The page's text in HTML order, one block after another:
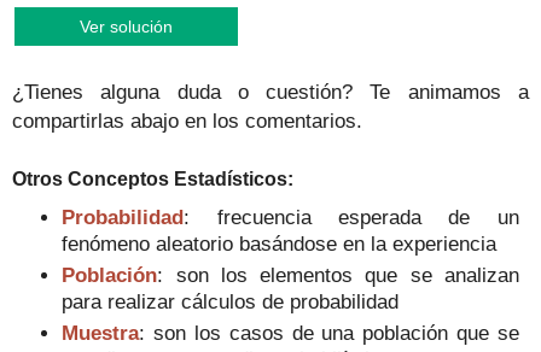
Ver solución
¿Tienes alguna duda o cuestión? Te animamos a
compartirlas abajo en los comentarios.
Otros Conceptos Estadísticos:
Probabilidad: frecuencia esperada de un
fenómeno aleatorio basándose en la experiencia
Población: son los elementos que se analizan
para realizar cálculos de probabilidad
Muestra: son los casos de una población que se